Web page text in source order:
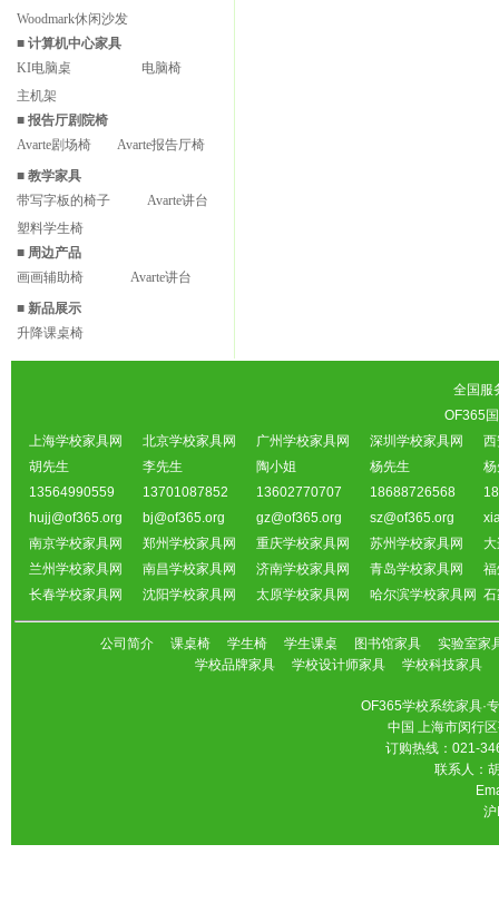
Woodmark休闲沙发
■ 计算机中心家具
KI电脑桌
电脑椅
主机架
■ 报告厅剧院椅
Avarte剧场椅
Avarte报告厅椅
■ 教学家具
带写字板的椅子
Avarte讲台
塑料学生椅
■ 周边产品
画画辅助椅
Avarte讲台
■ 新品展示
升降课桌椅
全国服
OF365
上海学校家具网
北京学校家具网 广州学校家具网 深圳学校家具网
胡先生
李先生 陶小姐 杨先生
13564990559
13701087852 13602770707 18688726568
hujj@of365.org
bj@of365.org gz@of365.org sz@of365.org
南京学校家具网
郑州学校家具网 重庆学校家具网 苏州学校家具网
兰州学校家具网
南昌学校家具网 济南学校家具网 青岛学校家具网
长春学校家具网
沈阳学校家具网 太原学校家具网 哈尔滨学校家具网
公司简介 课桌椅 学生椅 学生课桌 图书馆家具
实验室家
学校品牌家具
学校设计师家具 学校科技家具
OF365学校系统家具
中国 上海市闵行
订购热线：021-
联系人：